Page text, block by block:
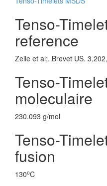
Tenso-
reference
Zeile et al;. Brevet US.
Tenso-
moleculaire
230.093 g/mol
Tenso-
fusion
130oC